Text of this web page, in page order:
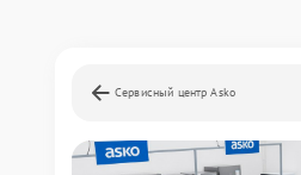
Сервисный центр Asko